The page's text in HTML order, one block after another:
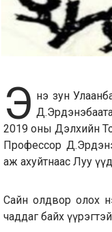
Э нэ зун
2019 оны Дэлхийн
Профессор
аж ахуйтнаас Луу
Сайн олдвор олох
чаддаг байх